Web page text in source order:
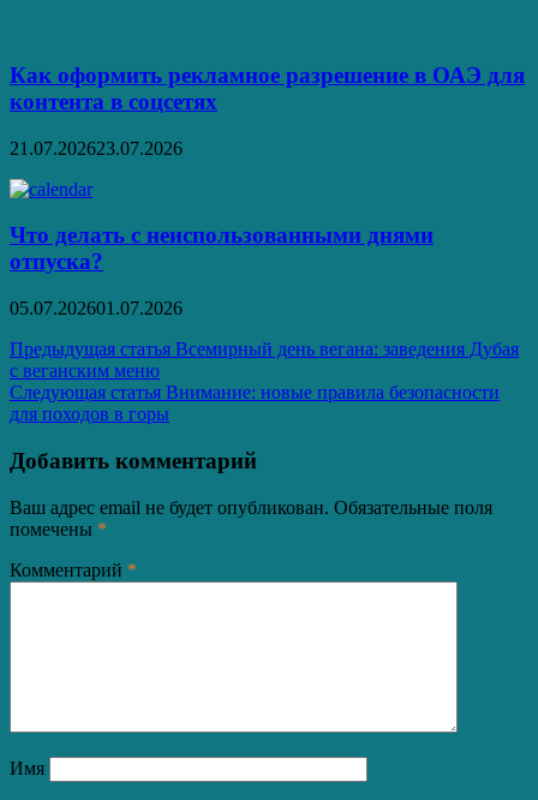
Как оформить рекламное разрешение в ОАЭ для
контента в соцсетях
21.07.202623.07.2026
Что делать с неиспользованными днями
отпуска?
05.07.202601.07.2026
Навигация
по
записям
Предыдущая статья Всемирный день вегана: заведения Дубая
с веганским меню
Следующая статья Внимание: новые правила безопасности
для походов в горы
Добавить комментарий
Ваш адрес email не будет опубликован. Обязательные поля
помечены *
Комментарий *
Имя